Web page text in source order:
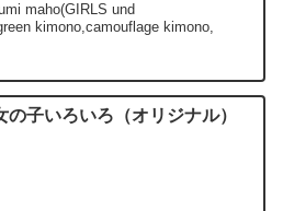
maho(GIRLS und
kimono,camouflage kimono,
の子いろいろ（オリジナル）